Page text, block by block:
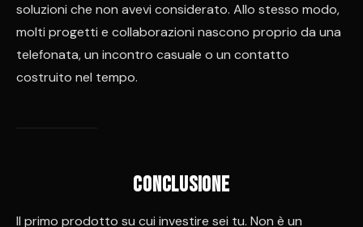
soluzioni che non avevi considerato. Allo stesso modo,
molti progetti e collaborazioni nascono proprio da una
telefonata, un incontro casuale o un contatto
costruito nel tempo.
Conclusione
Il primo prodotto su cui investire sei tu. Non è un